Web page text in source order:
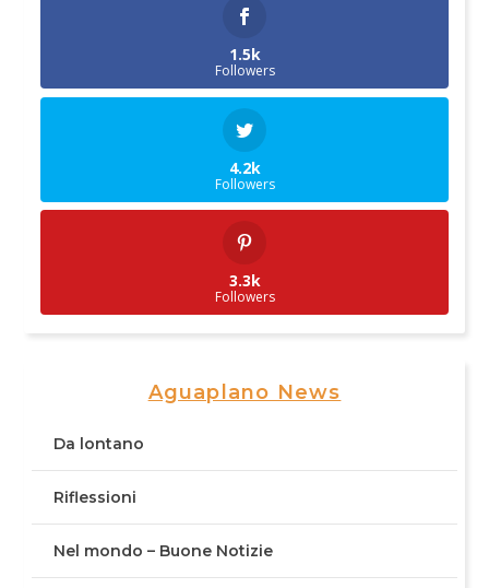
1.5k
Followers
4.2k
Followers
3.3k
Followers
Aguaplano News
Da lontano
Riflessioni
Nel mondo – Buone Notizie